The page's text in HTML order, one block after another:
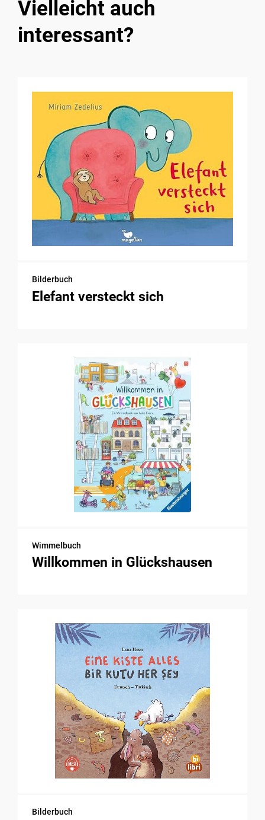
Vielleicht auch
interessant?
Bilderbuch
Elefant versteckt sich
Wimmelbuch
Willkommen in Glückshausen
Bilderbuch